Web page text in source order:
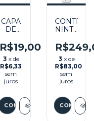
CAPA
DE
BRANCA
PARA
WII
REMOTE
SEMINOVO
R$19,00
3 x de
R$6,33
sem
juros
REMOTE
BRANCO
- WII
3 x de
R$83,00
sem
juros